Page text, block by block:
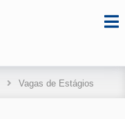
Vagas de Estágios